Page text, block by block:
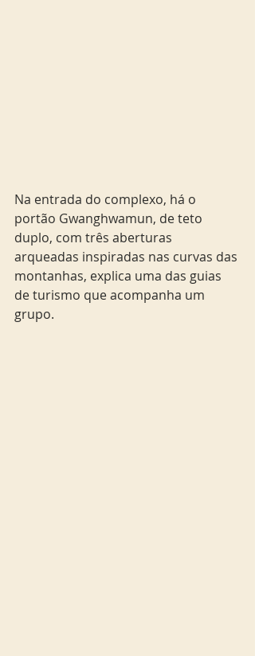
Na entrada do complexo, há o
portão Gwanghwamun, de teto
duplo, com três aberturas
arqueadas inspiradas nas curvas das
montanhas, explica uma das guias
de turismo que acompanha um
grupo.